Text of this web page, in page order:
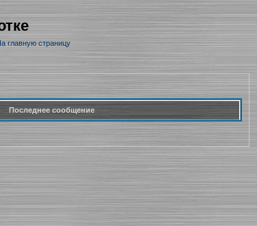
главную страницу
Последнее сообщение